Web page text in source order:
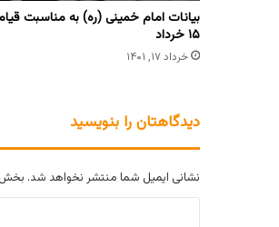
بیانات امام خمینی (ره) به مناسبت
۱۵ خرداد
خرداد ۱۷, ۱۴۰۱
دیدگاهتان را بنویسید
نشانی ایمیل شما منتشر نخواهد شد.